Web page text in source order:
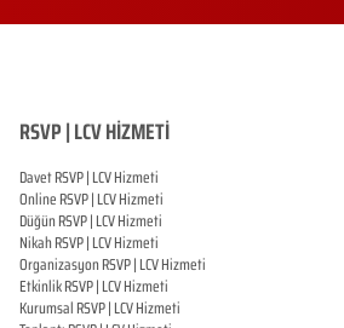
RSVP | LCV HİZMETİ
Davet RSVP | LCV Hizmeti
OnlineRSVP |LCV Hizmeti
DüğünRSVP |LCV Hizmeti
NikahRSVP |LCV Hizmeti
OrganizasyonRSVP |LCV Hizmeti
EtkinlikRSVP |LCV Hizmeti
KurumsalRSVP |LCV Hizmeti